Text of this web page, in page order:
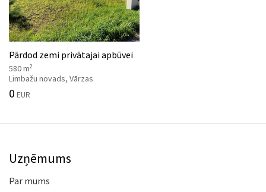
Pārdod zemi privātajai apbūvei
580 m2
Limbažu novads, Vārzas
0 EUR
Uzņēmums
Par mums